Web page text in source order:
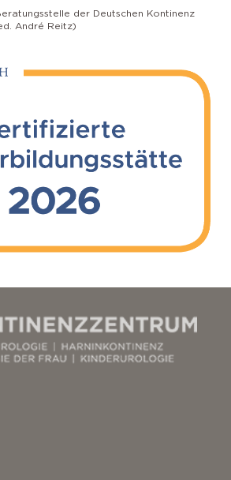
der Deutschen Kontinenz
André Reitz)